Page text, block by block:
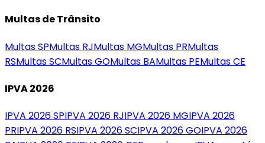
Multas de Trânsito
MultasSPMultas RJMultas MGMultas PRMultas
RSMultasSCMultasGOMultas BAMultas PEMultasCE
IPVA 2026
IPVA 2026SPIPVA 2026 RJIPVA 2026 MGIPVA 2026
PRIPVA 2026 RSIPVA 2026SCIPVA 2026GOIPVA 2026